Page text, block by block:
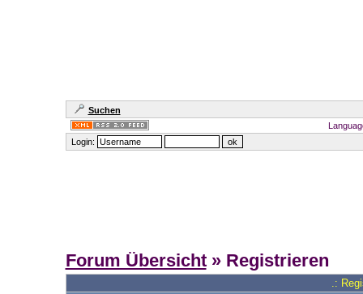
Suchen
Login:
Forum Übersicht» Registrieren
.: